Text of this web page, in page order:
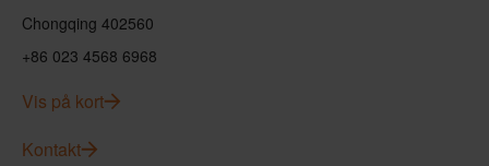
Chongqing 402560
+86 023 4568 6968
Vis på kort
Kontakt